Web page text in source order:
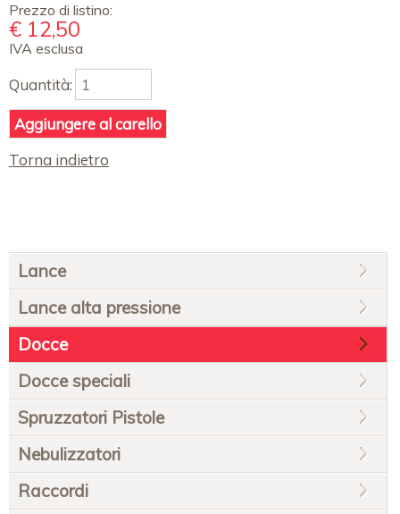
Prezzo di listino:
€ 12,50
IVA esclusa
Quantità:
Torna indietro
Salta
la
navigazione
Lance
Lance alta pressione
Docce
Docce speciali
Spruzzatori Pistole
Nebulizzatori
Raccordi